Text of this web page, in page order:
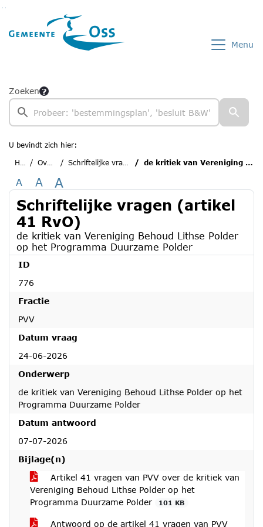
Ga naar de inhoud van deze pagina
Ga naar het zoeken
Ga naar het menu
Menu
Zoeken
U bevindt zich hier:
Home
Overzichten Schriftelijke vragen (artikel 41 RvO) de kritiek van Vereniging Behoud Lithse Polder op het Programma Duurzame Polder
A A A
Schriftelijke vragen (artikel
41 RvO)
de kritiek van Vereniging Behoud Lithse Polder
op het Programma Duurzame Polder
ID
776
Fractie
PVV
Datum vraag
24-06-2026
Onderwerp
de kritiek van Vereniging Behoud Lithse Polder op het
Programma Duurzame Polder
Datum antwoord
07-07-2026
Bijlage(n)
Artikel 41 vragen van PVV over de kritiek van
Vereniging Behoud Lithse Polder op het
Programma Duurzame Polder
101 KB
Antwoord op de artikel 41 vragen van PVV